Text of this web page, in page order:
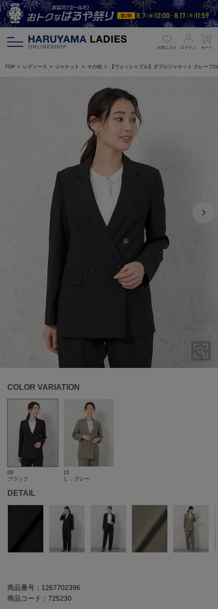
お気に入り ログイン カート
TOP レディース ジャケット その他 【ウォッシャブル】ダブルジャケット クレープ
COLOR VARIATION
09
ブラック
13
Ｌ．グレー
DETAIL
商品番号： 1267702396
商品コード： 725230